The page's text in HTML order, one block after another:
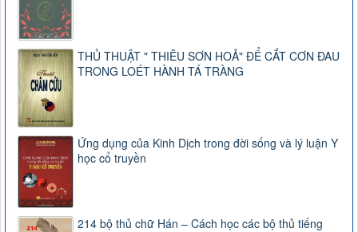
THỦ THUẬT " THIÊU SƠN HOẢ" ĐỂ CẮT CƠN ĐAU
TRONG LOÉT HÀNH TÁ TRÀNG
Ứng dụng của Kinh Dịch trong đời sống và lý luận Y
học cổ truyền
214 bộ thủ chữ Hán – Cách học các bộ thủ tiếng